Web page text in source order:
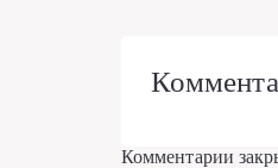
Комментарии